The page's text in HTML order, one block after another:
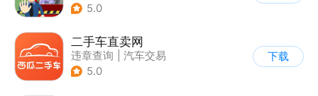
5.0
二手车直卖网
违章查询
汽车交易
| 加油服务
5.0
下载